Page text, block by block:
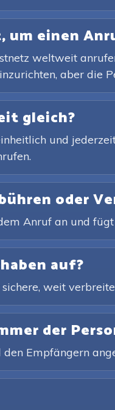
einen
weltweit
aber die
gleich?
und
oder
Anruf an und
auf?
weit
der
Empfängern